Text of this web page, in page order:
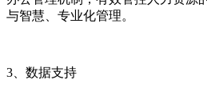
与智慧、专业化管理。
3 数据支持